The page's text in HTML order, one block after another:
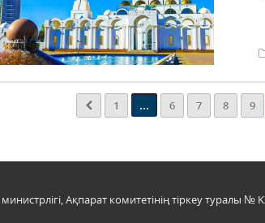
1 ... 6 7 8 9
Ақпарат комитетінің тіркеу туралы №